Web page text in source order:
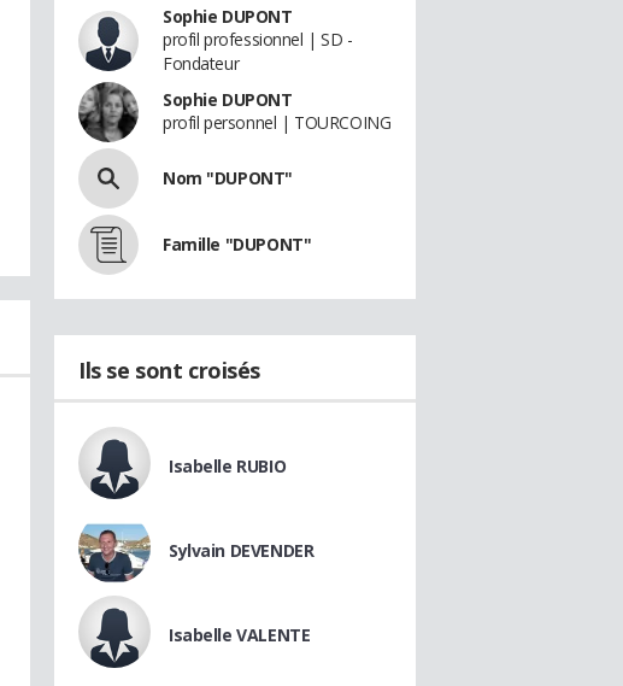
Sophie DUPONT
profil professionnel | SD -
Fondateur
Sophie DUPONT
profil personnel | TOURCOING
Nom "DUPONT"
Famille "DUPONT"
Ils se sont croisés
Isabelle RUBIO
Sylvain DEVENDER
Isabelle VALENTE